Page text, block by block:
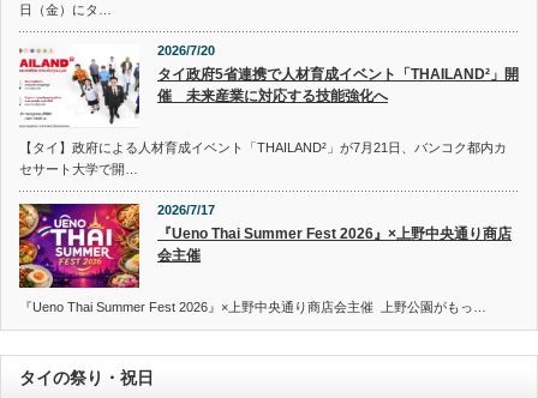
日（金）にタ…
2026/7/20
タイ政府5省連携で人材育成イベント「THAILAND²」開
催 未来産業に対応する技能強化へ
【タイ】政府による人材育成イベント「THAILAND²」が7月21日、バンコク都内カ
セサート大学で開…
2026/7/17
『Ueno Thai Summer Fest 2026』×上野中央通り商店
会主催
『Ueno Thai Summer Fest 2026』×上野中央通り商店会主催 上野公園がもっ…
タイの祭り・祝日